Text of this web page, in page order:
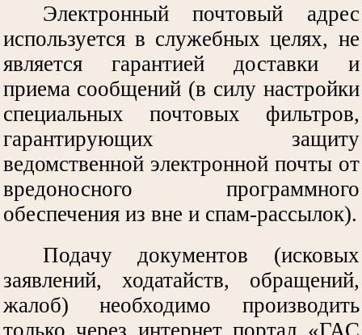
Электронный почтовый адрес
используется в служебных целях, не
является гарантией доставки и
приема сообщений (в силу настройки
специальных почтовых фильтров,
гарантирующих защиту
ведомственной электронной почты от
вредоносного программного
обеспечения из вне и спам-рассылок).
Подачу документов (исковых
заявлений, ходатайств, обращений,
жалоб) необходимо производить